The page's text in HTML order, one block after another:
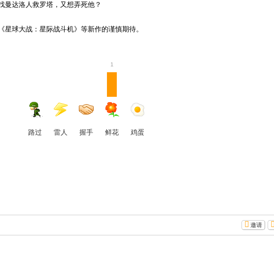
曼达洛人救罗塔，又想弄死他？
球大战：星际战斗机》等新作的谨慎期待。
路过 雷人 握手
1
鲜花 鸡蛋
邀请